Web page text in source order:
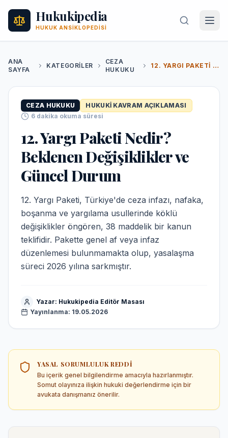
Hukukipedia
HUKUK ANSIKLOPEDISI
ANA
SAYFA
KATEGORILER
CEZA
HUKUKU
12. YARGI PAKETI NEDIR? BEKLENEN DEĞIŞIKLIKLER VE GÜNCEL DURUM
CEZA HUKUKU
HUKUKI KAVRAM AÇIKLAMASI
6 dakika okuma süresi
12. Yargı Paketi Nedir?
Beklenen Değişiklikler ve
Güncel Durum
12. Yargı Paketi, Türkiye'de ceza infazı, nafaka,
boşanma ve yargılama usullerinde köklü
değişiklikler öngören, 38 maddelik bir kanun
teklifidir. Pakette genel af veya infaz
düzenlemesi bulunmamakta olup, yasalaşma
süreci 2026 yılına sarkmıştır.
Yazar: Hukukipedia Editör Masası
Yayınlanma: 19.05.2026
YASAL SORUMLULUK REDDI
Bu içerik genel bilgilendirme amacıyla hazırlanmıştır.
Somut olayınıza ilişkin hukuki değerlendirme için bir
avukata danışmanız önerilir.